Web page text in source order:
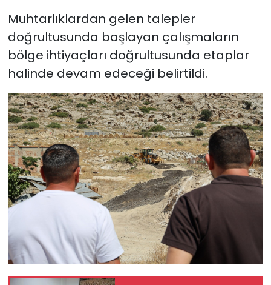
Muhtarlıklardan gelen talepler
doğrultusunda başlayan çalışmaların
bölge ihtiyaçları doğrultusunda etaplar
halinde devam edeceği belirtildi.